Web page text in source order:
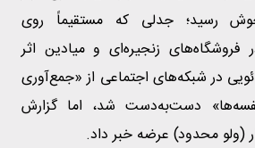
رسید؛ جدلی که مستقیماً روی
زنجیره‌ای و میادین اثر
در شبکه‌های اجتماعی از «جمع‌آوری
دست‌به‌دست شد، اما گزارش
(ولو محدود) عرضه خبر داد.